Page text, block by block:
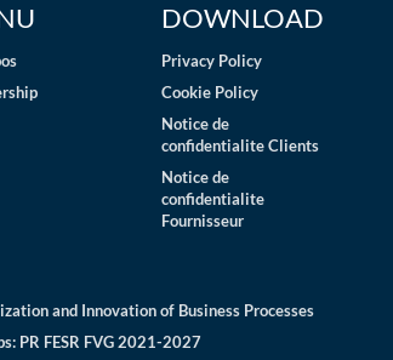
and Innovation of Business Processes
PR FESR FVG 2021-2027
DOWNLOAD
Privacy Policy
Cookie Policy
Notice de
confidentialite Clients
Notice de
confidentialite
Fournisseur